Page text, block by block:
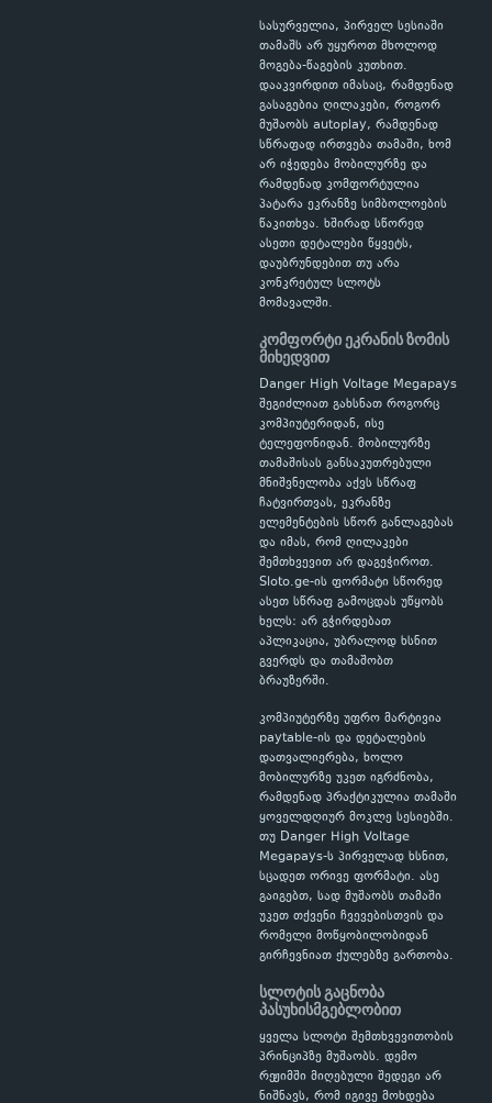
სასურველია, პირველ სესიაში
თამაშს არ უყუროთ მხოლოდ
მოგება-წაგების კუთხით.
დააკვირდით იმასაც, რამდენად
გასაგებია ღილაკები, როგორ
მუშაობს autoplay, რამდენად
სწრაფად ირთვება თამაში, ხომ
არ იჭედება მობილურზე და
რამდენად კომფორტულია
პატარა ეკრანზე სიმბოლოების
წაკითხვა. ხშირად სწორედ
ასეთი დეტალები წყვეტს,
დაუბრუნდებით თუ არა
კონკრეტულ სლოტს
მომავალში.
კომფორტი ეკრანის ზომის
მიხედვით
Danger High Voltage Megapays
შეგიძლიათ გახსნათ როგორც
კომპიუტერიდან, ისე
ტელეფონიდან. მობილურზე
თამაშისას განსაკუთრებული
მნიშვნელობა აქვს სწრაფ
ჩატვირთვას, ეკრანზე
ელემენტების სწორ განლაგებას
და იმას, რომ ღილაკები
შემთხვევით არ დაგეჭიროთ.
Sloto.ge-ის ფორმატი სწორედ
ასეთ სწრაფ გამოცდას უწყობს
ხელს: არ გჭირდებათ
აპლიკაცია, უბრალოდ ხსნით
გვერდს და თამაშობთ
ბრაუზერში.
კომპიუტერზე უფრო მარტივია
paytable-ის და დეტალების
დათვალიერება, ხოლო
მობილურზე უკეთ იგრძნობა,
რამდენად პრაქტიკულია თამაში
ყოველდღიურ მოკლე სესიებში.
თუ Danger High Voltage
Megapays-ს პირველად ხსნით,
სცადეთ ორივე ფორმატი. ასე
გაიგებთ, სად მუშაობს თამაში
უკეთ თქვენი ჩვევებისთვის და
რომელი მოწყობილობიდან
გირჩევნიათ ქულებზე გართობა.
სლოტის გაცნობა
პასუხისმგებლობით
ყველა სლოტი შემთხვევითობის
პრინციპზე მუშაობს. დემო
რეჟიმში მიღებული შედეგი არ
ნიშნავს, რომ იგივე მოხდება